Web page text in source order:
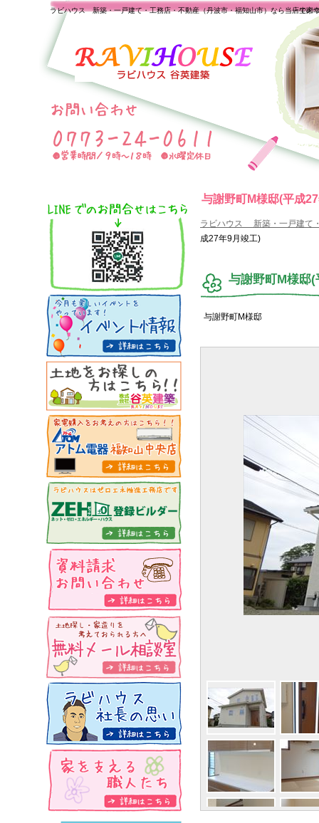
与謝野町M様邸(平成
一生の
ラビハウス 新築・一戸建て・工務店・不動産（丹波市・福知山市）なら当店で家
ラビハウス 新築・一戸建て
成27年9月竣工)
与謝野町M様邸
与謝野町M様邸